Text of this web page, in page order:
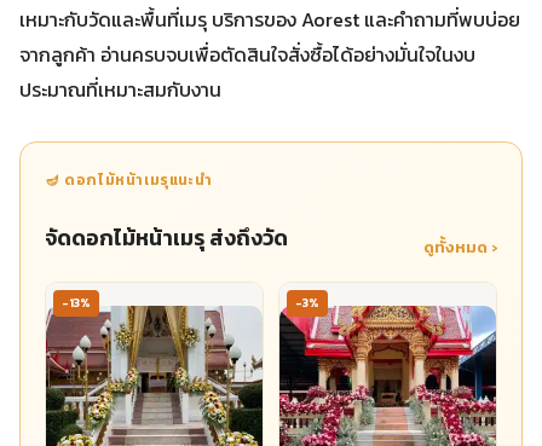
เหมาะกับวัดและพื้นที่เมรุ บริการของ Aorest และคำถามที่พบบ่อย
จากลูกค้า อ่านครบจบเพื่อตัดสินใจสั่งซื้อได้อย่างมั่นใจในงบ
ประมาณที่เหมาะสมกับงาน
🪔 ดอกไม้หน้าเมรุแนะนำ
จัดดอกไม้หน้าเมรุ ส่งถึงวัด ดูทั้งหมด ›
-13% -3%